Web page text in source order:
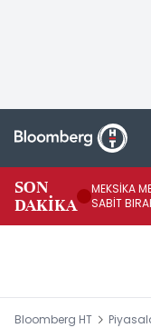
SON
DAKİKA
MEKSİKA
SABİT
Bloomberg HT